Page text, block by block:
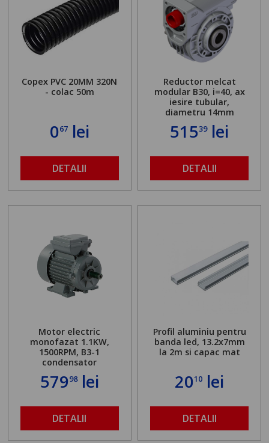
Copex PVC 20MM 320N
- colac 50m
067lei
DETALII
Reductor melcat
modular B30, i=40, ax
iesire tubular,
diametru 14mm
51539lei
DETALII
Motor electric
monofazat 1.1KW,
1500RPM, B3-1
condensator
57998lei
DETALII
Profil aluminiu pentru
banda led, 13.2x7mm
la 2m si capac mat
2010 lei
DETALII